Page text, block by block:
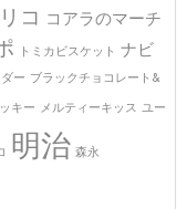
コ コアラのマーチ
トミカビスケット ナビ
ー ブラックチョコレート&
キー メルティーキッス ユー
明治 森永